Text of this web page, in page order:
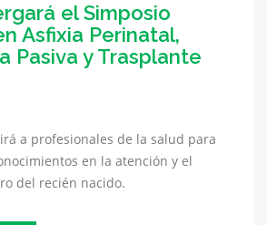
el Simposio
Asfixia Perinatal,
Pasiva y Trasplante
a profesionales de la salud para
en la atención y el
del recién nacido.